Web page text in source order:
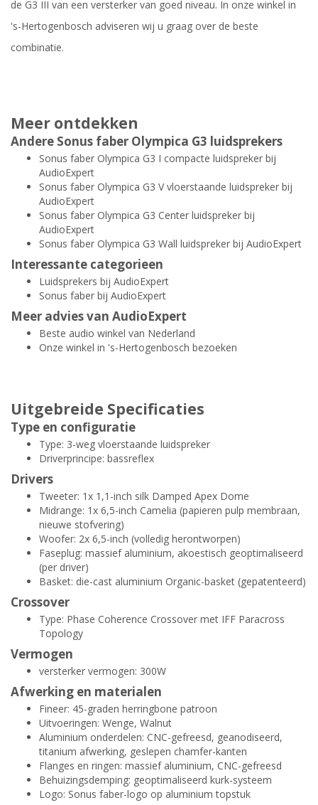
de G3 III van een versterker van goed niveau. In onze winkel in
's-Hertogenbosch adviseren wij u graag over de beste
combinatie.
Meer ontdekken
Andere Sonus faber Olympica G3 luidsprekers
Sonus faber Olympica G3 I compacte luidspreker bij
AudioExpert
Sonus faber Olympica G3 V vloerstaande luidspreker bij
AudioExpert
Sonus faber Olympica G3 Center luidspreker bij
AudioExpert
Sonus faber Olympica G3 Wall luidspreker bij AudioExpert
Interessante categorieen
Luidsprekers bij AudioExpert
Sonus faber bij AudioExpert
Meer advies van AudioExpert
Beste audio winkel van Nederland
Onze winkel in 's-Hertogenbosch bezoeken
Uitgebreide Specificaties
Type en configuratie
Type: 3-weg vloerstaande luidspreker
Driverprincipe: bassreflex
Drivers
Tweeter: 1x 1,1-inch silk Damped Apex Dome
Midrange: 1x 6,5-inch Camelia (papieren pulp membraan,
nieuwe stofvering)
Woofer: 2x 6,5-inch (volledig herontworpen)
Faseplug: massief aluminium, akoestisch geoptimaliseerd
(per driver)
Basket: die-cast aluminium Organic-basket (gepatenteerd)
Crossover
Type: Phase Coherence Crossover met IFF Paracross
Topology
Vermogen
versterker vermogen: 300W
Afwerking en materialen
Fineer: 45-graden herringbone patroon
Uitvoeringen: Wenge, Walnut
Aluminium onderdelen: CNC-gefreesd, geanodiseerd,
titanium afwerking, geslepen chamfer-kanten
Flanges en ringen: massief aluminium, CNC-gefreesd
Behuizingsdemping: geoptimaliseerd kurk-systeem
Logo: Sonus faber-logo op aluminium topstuk